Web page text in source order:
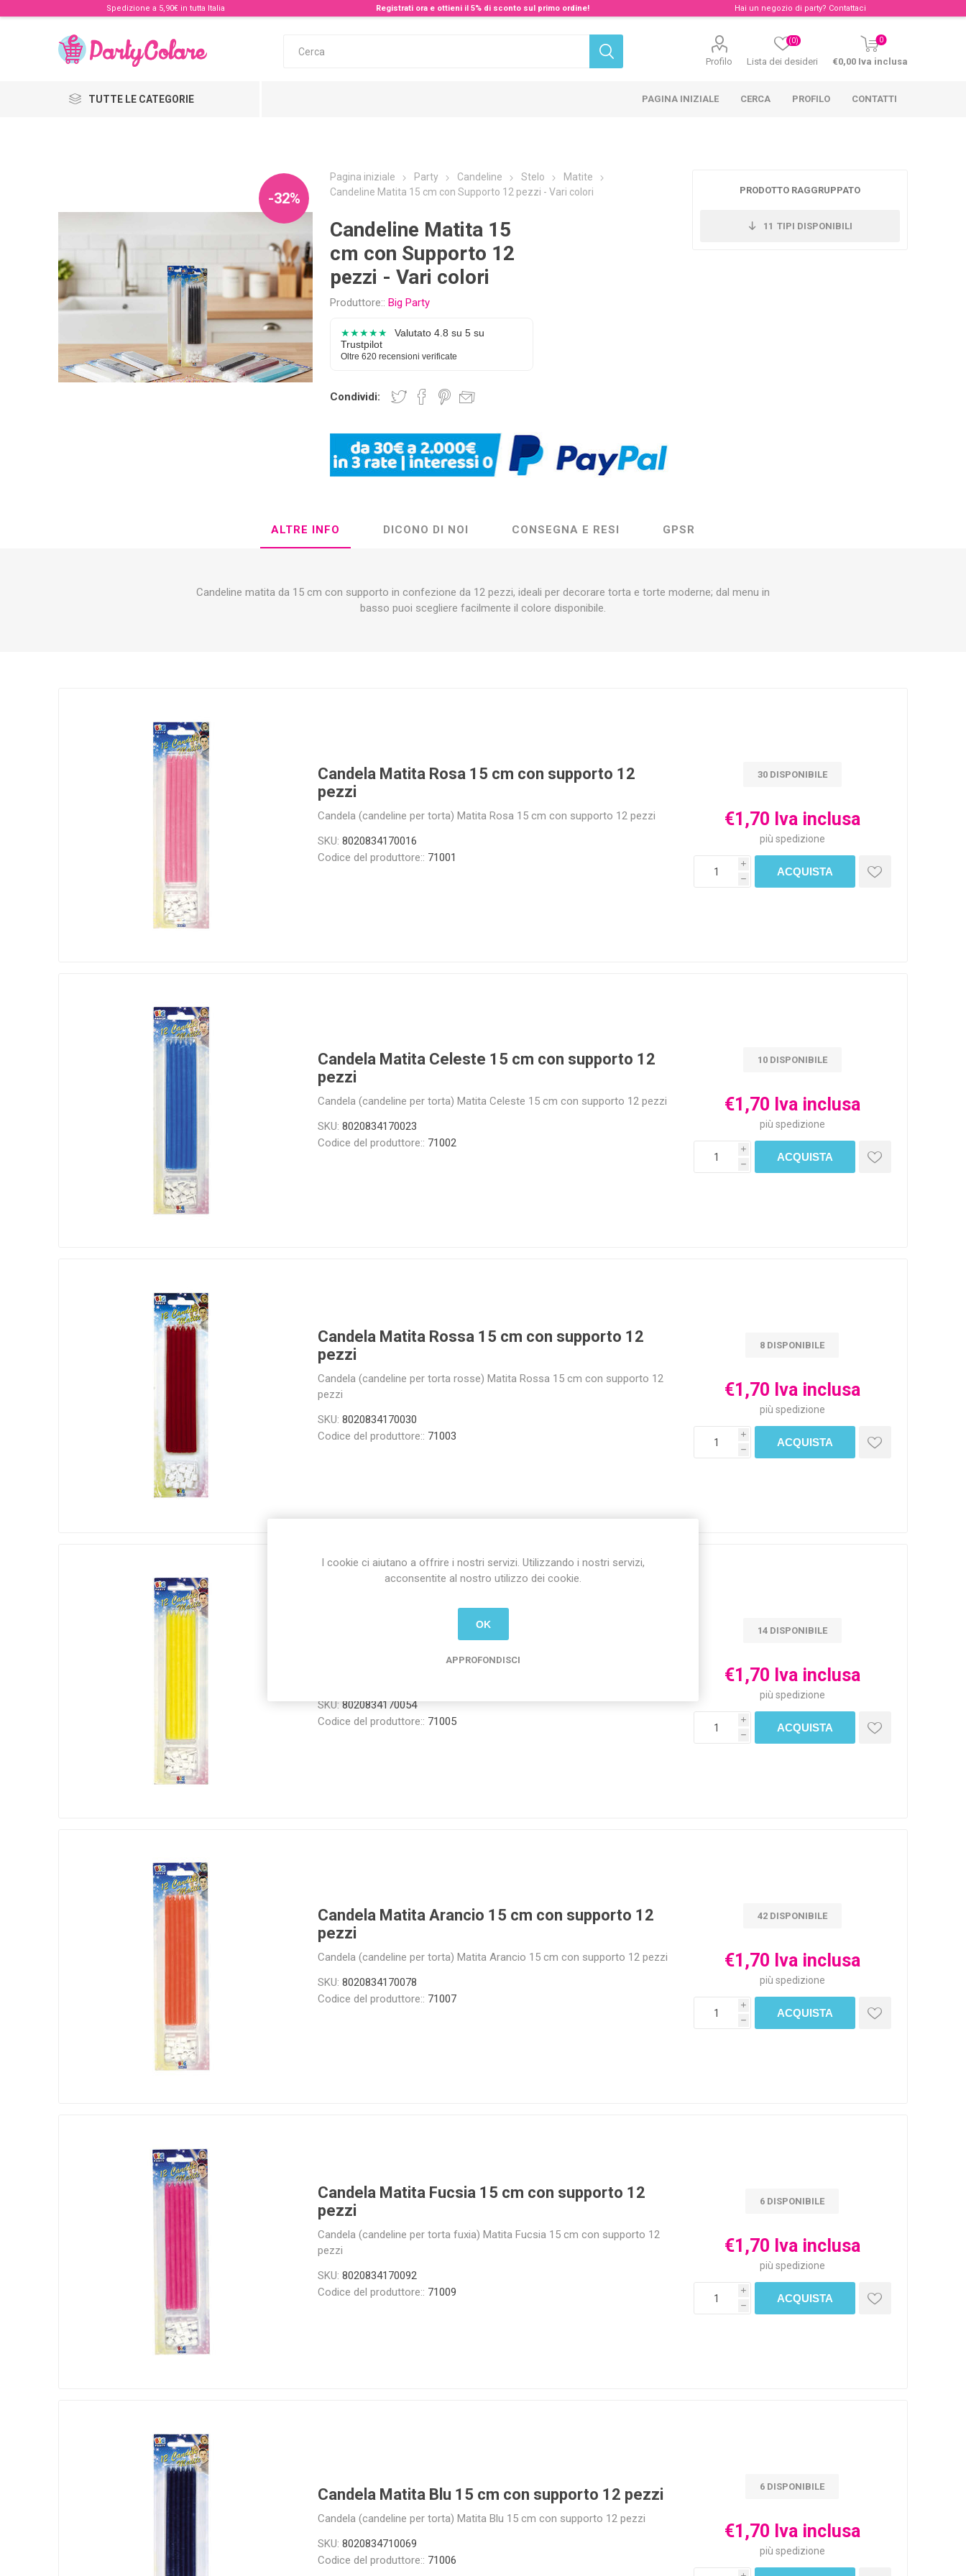
Spedizione a 5,90€ in tutta Italia Registrati ora e ottieni il 5% di sconto sul primo ordine! Hai un negozio di party? Contattaci
Profilo Lista dei desideri
(0) 0
€0,00 Iva inclusa
TUTTE LE CATEGORIE PAGINA INIZIALE CERCA PROFILO CONTATTI
-32%
Pagina iniziale Party Candeline Stelo
Matite
Candeline Matita 15 cm con Supporto 12 pezzi - Vari colori
Candeline Matita 15
cm con Supporto 12
pezzi - Vari colori
Produttore:: Big Party
★★★★★
Valutato 4.8 su 5 su
Trustpilot
Oltre 620 recensioni verificate
PRODOTTO RAGGRUPPATO
11 TIPI DISPONIBILI
Condividi:
ALTRE INFO DICONO DI NOI CONSEGNA E RESI GPSR
Candeline matita da 15 cm con supporto in confezione da 12 pezzi, ideali per decorare torta e torte moderne; dal menu in
basso puoi scegliere facilmente il colore disponibile.
Candela Matita Rosa 15 cm con supporto 12
pezzi
Candela (candeline per torta) Matita Rosa 15 cm con supporto 12 pezzi
SKU: 8020834170016
Codice del produttore:: 71001
30 DISPONIBILE
€1,70 Iva inclusa
più spedizione
i
h
Candela Matita Celeste 15 cm con supporto 12
pezzi
Candela (candeline per torta) Matita Celeste 15 cm con supporto 12 pezzi
SKU: 8020834170023
Codice del produttore:: 71002
10 DISPONIBILE
€1,70 Iva inclusa
più spedizione
i
h
Candela Matita Rossa 15 cm con supporto 12
pezzi
Candela (candeline per torta rosse) Matita Rossa 15 cm con supporto 12
pezzi
SKU: 8020834170030
Codice del produttore:: 71003
8 DISPONIBILE
€1,70 Iva inclusa
più spedizione
i
h
Candela Matita Gialla 15 cm con supporto 12
Candela (candeline per torta gialle) Matita Gialla 15 cm con supporto 12
SKU: 8020834170054
Codice del produttore:: 71005
14 DISPONIBILE
€1,70 Iva inclusa
più spedizione
i
h
Candela Matita Arancio 15 cm con supporto 12
pezzi
Candela (candeline per torta) Matita Arancio 15 cm con supporto 12 pezzi
SKU: 8020834170078
Codice del produttore:: 71007
42 DISPONIBILE
€1,70 Iva inclusa
più spedizione
i
h
Candela Matita Fucsia 15 cm con supporto 12
pezzi
Candela (candeline per torta fuxia) Matita Fucsia 15 cm con supporto 12
pezzi
SKU: 8020834170092
Codice del produttore:: 71009
6 DISPONIBILE
€1,70 Iva inclusa
più spedizione
i
h
Candela Matita Blu 15 cm con supporto 12 pezzi
Candela (candeline per torta) Matita Blu 15 cm con supporto 12 pezzi
SKU: 8020834710069
Codice del produttore:: 71006
6 DISPONIBILE
€1,70 Iva inclusa
più spedizione
I cookie ci aiutano a offrire i nostri servizi. Utilizzando i nostri servizi,
acconsentite al nostro utilizzo dei cookie.
OK
APPROFONDISCI